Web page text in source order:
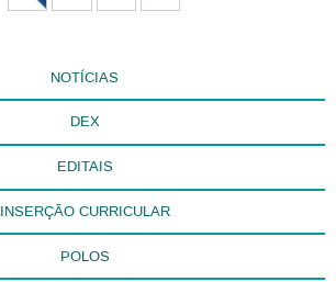
NOTÍCIAS
DEX
EDITAIS
INSERÇÃO CURRICULAR
POLOS